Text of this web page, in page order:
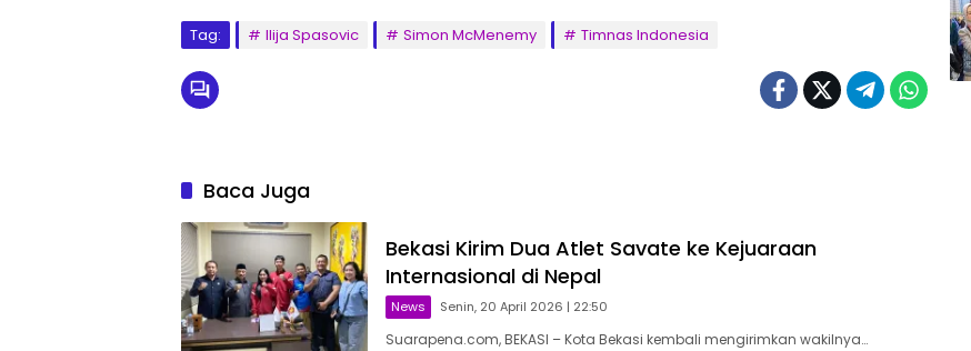
Tag: Ilija Spasovic Simon McMenemy Timnas Indonesia
Baca Juga
Bekasi Kirim Dua Atlet Savate ke Kejuaraan
Internasional di Nepal
News Senin, 20 April 2026 | 22:50
Suarapena.com, BEKASI – Kota Bekasi kembali mengirimkan wakilnya…